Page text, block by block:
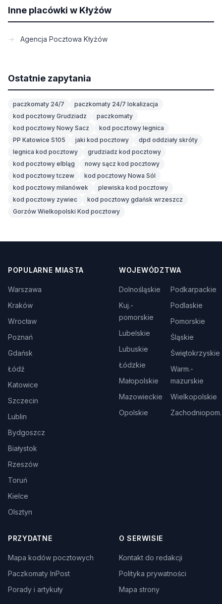
Inne placówki w Kłyżów
Agencja Pocztowa Kłyżów
Ostatnie zapytania
paczkomaty 24/7
paczkomaty 24/7 lokalizacja
kod pocztowy Grudziadz
paczkomaty
kod pocztowy Nowy Sacz
kod pocztowy legnica
PP Katowice S105
jaki kod pocztowy
dpd oddziały skróty
legnica kod pocztowy
grudziadz kod pocztowy
kod pocztowy elbląg
nowy sącz kod pocztowy
kod pocztowy tczew
kod pocztowy Nowa Sól
kod pocztowy milanówek
plewiska kod pocztowy
kod pocztowy zywiec
kod pocztowy gdańsk wrzeszcz
Gorzów Wielkopolski Kod pocztowy
POPULARNE MIASTA
Warszawa
Kraków
Wrocław
Poznań
Gdańsk
Łódź
Katowice
Szczecin
Lublin
Bydgoszcz
Białystok
Rzeszów
Toruń
Kielce
Olsztyn
WOJEWÓDZTWA
Dolnośląskie
Kuj.-
pomorskie
Lubelskie
Lubuskie
Łódzkie
Małopolskie
Mazowieckie
Opolskie
Podkarpackie
Podlaskie
Pomorskie
Śląskie
Świętokrzyskie
Warm.-
mazurskie
Wielkopolskie
Zachodniopom.
PRZYDATNE
Mapa kodów pocztowych
Paczkomaty InPost
Porady i artykuły
O SERWISIE
Kontakt do redakcji
Polityka prywatności
Mapa strony